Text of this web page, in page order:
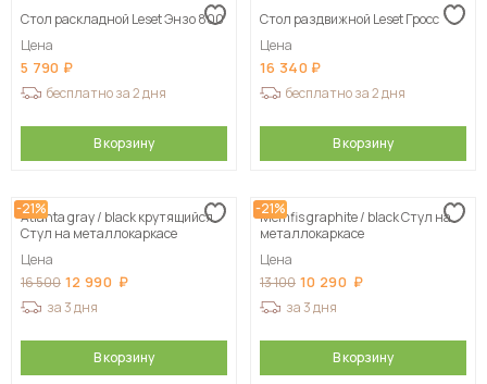
Стол раскладной Leset Энзо 800
Цена
5 790
бесплатно за 2 дня
В корзину
Стол раздвижной Leset Гросс
Цена
16 340
бесплатно за 2 дня
В корзину
-21%
Atlanta gray / black крутящийся
Стул на металлокаркасе
Цена
16 500 12 990
за 3 дня
В корзину
-21%
Memfis graphite / black Стул на
металлокаркасе
Цена
13 100 10 290
за 3 дня
В корзину